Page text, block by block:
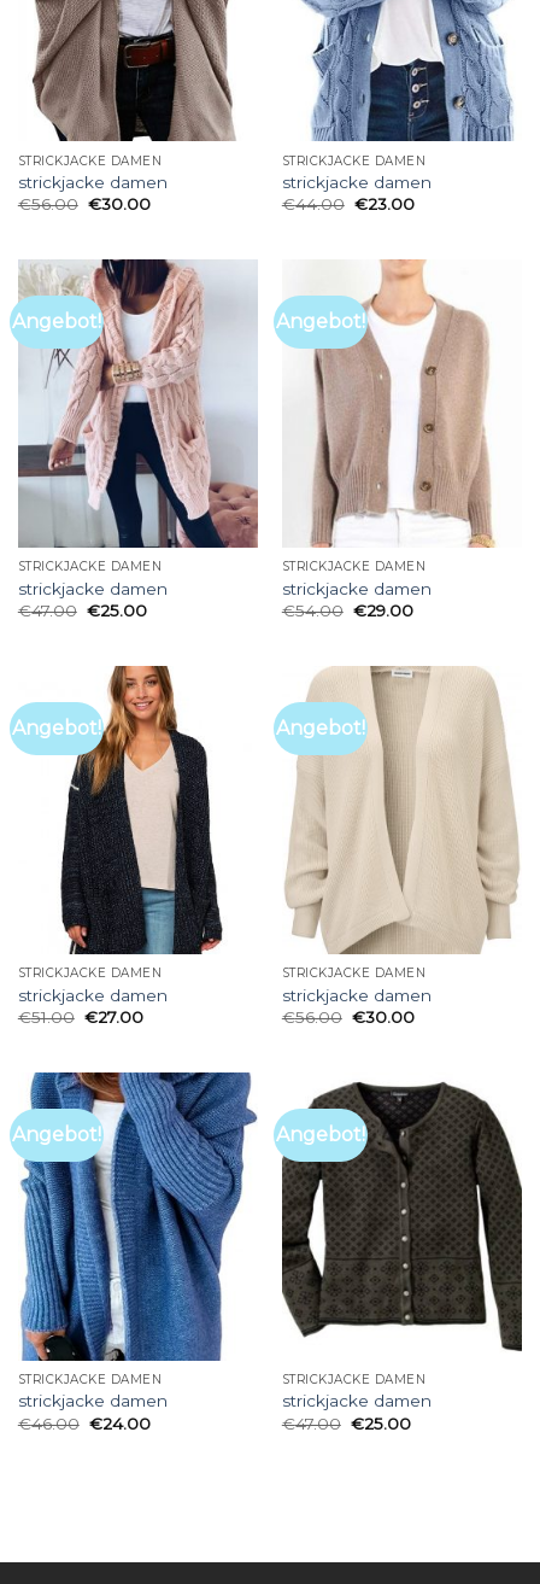
STRICKJACKE DAMEN
strickjacke damen
€56.00 €30.00
STRICKJACKE DAMEN
strickjacke damen
€44.00 €23.00
Angebot!
STRICKJACKE DAMEN
strickjacke damen
€47.00 €25.00
Angebot!
STRICKJACKE DAMEN
strickjacke damen
€54.00 €29.00
Angebot!
STRICKJACKE DAMEN
strickjacke damen
€51.00 €27.00
Angebot!
STRICKJACKE DAMEN
strickjacke damen
€56.00 €30.00
Angebot!
STRICKJACKE DAMEN
strickjacke damen
€46.00 €24.00
Angebot!
STRICKJACKE DAMEN
strickjacke damen
€47.00 €25.00